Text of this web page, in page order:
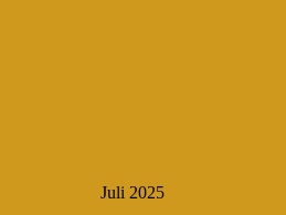
Juli 2025